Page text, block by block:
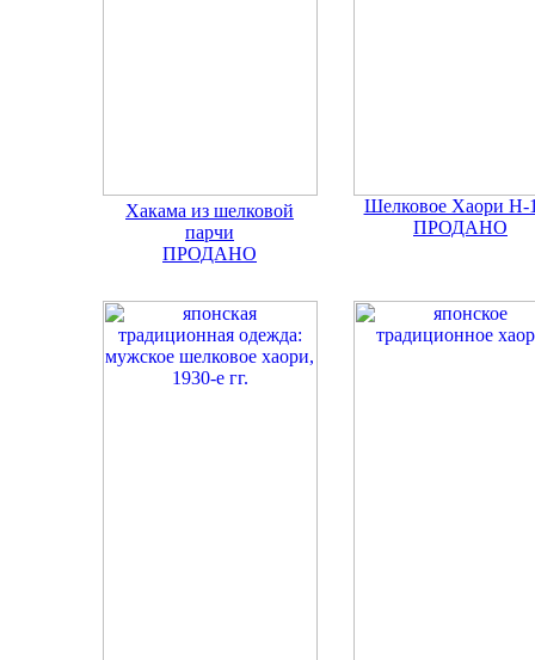
Хакама из шелковой
парчи
ПРОДАНО
Шелковое Хаори H-
ПРОДАНО